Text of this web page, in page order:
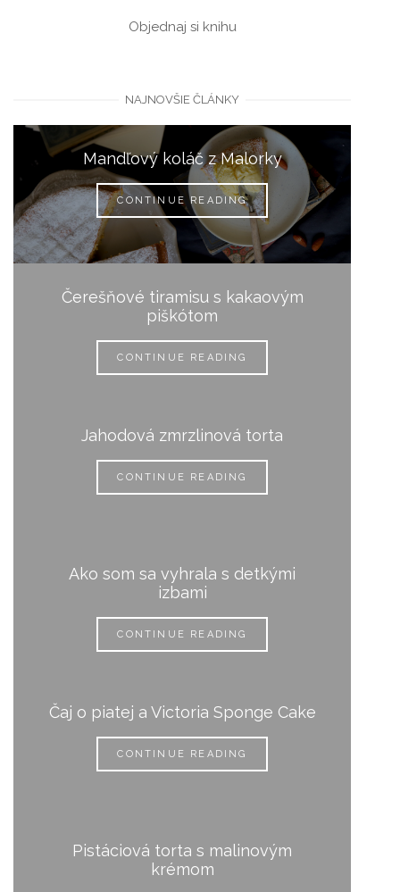
Objednaj si knihu
NAJNOVŠIE ČLÁNKY
Mandľový koláč z Malorky
CONTINUE READING
Čerešňové tiramisu s kakaovým
piškótom
CONTINUE READING
Jahodová zmrzlinová torta
CONTINUE READING
Ako som sa vyhrala s detkými
izbami
CONTINUE READING
Čaj o piatej a Victoria Sponge Cake
CONTINUE READING
Pistáciová torta s malinovým
krémom